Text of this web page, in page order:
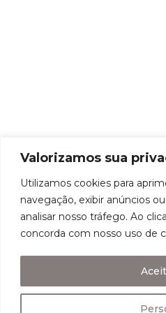
Valorizamos sua
Utilizamos cookies para
navegação, exibir anúncios
analisar nosso tráfego. Ao
concorda com nosso uso de